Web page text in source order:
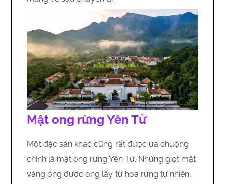
Mật ong rừng Yên Tử
Một đặc sản khác cũng rất được ưa chuộng
chính là mật ong rừng Yên Tử. Những giọt mật
vàng óng được ong lấy từ hoa rừng tự nhiên,